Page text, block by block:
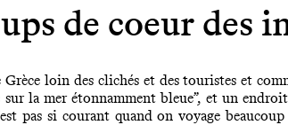
de coeur des
loin des clichés et des touristes et
sur la mer étonnamment bleue”, et un
pas si courant quand on voyage